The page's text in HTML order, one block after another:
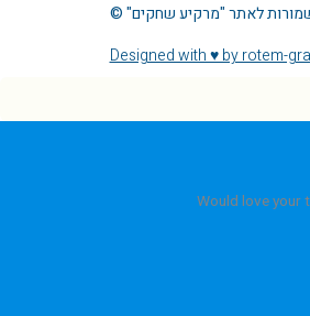
שמורות לאתר "מרקיע שחקים" ©
Designed with ♥ by rotem-
Would love your